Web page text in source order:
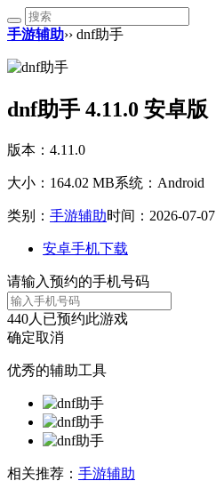
手游辅助›› dnf助手
dnf助手 4.11.0 安卓版
版本：4.11.0
大小：164.02 MB系统：Android
类别： 手游辅助时间：2026-07-07
安卓手机下载
请输入预约的手机号码
440人已预约此游戏
确定取消
优秀的辅助工具
相关推荐： 手游辅助